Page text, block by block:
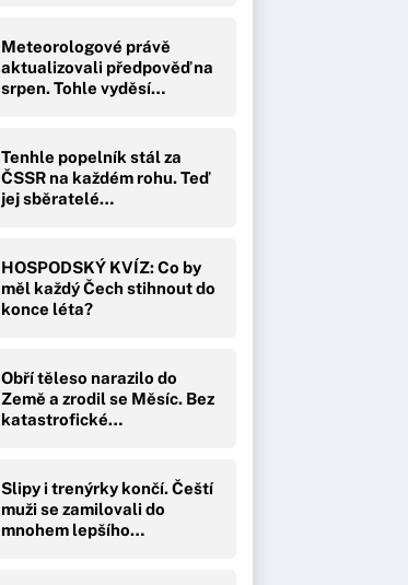
Meteorologové právě
aktualizovali předpověď na
srpen. Tohle vyděsí…
Tenhle popelník stál za
ČSSR na každém rohu. Teď
jej sběratelé…
HOSPODSKÝ KVÍZ: Co by
měl každý Čech stihnout do
konce léta?
Obří těleso narazilo do
Země a zrodil se Měsíc. Bez
katastrofické…
Slipy i trenýrky končí. Čeští
muži se zamilovali do
mnohem lepšího…